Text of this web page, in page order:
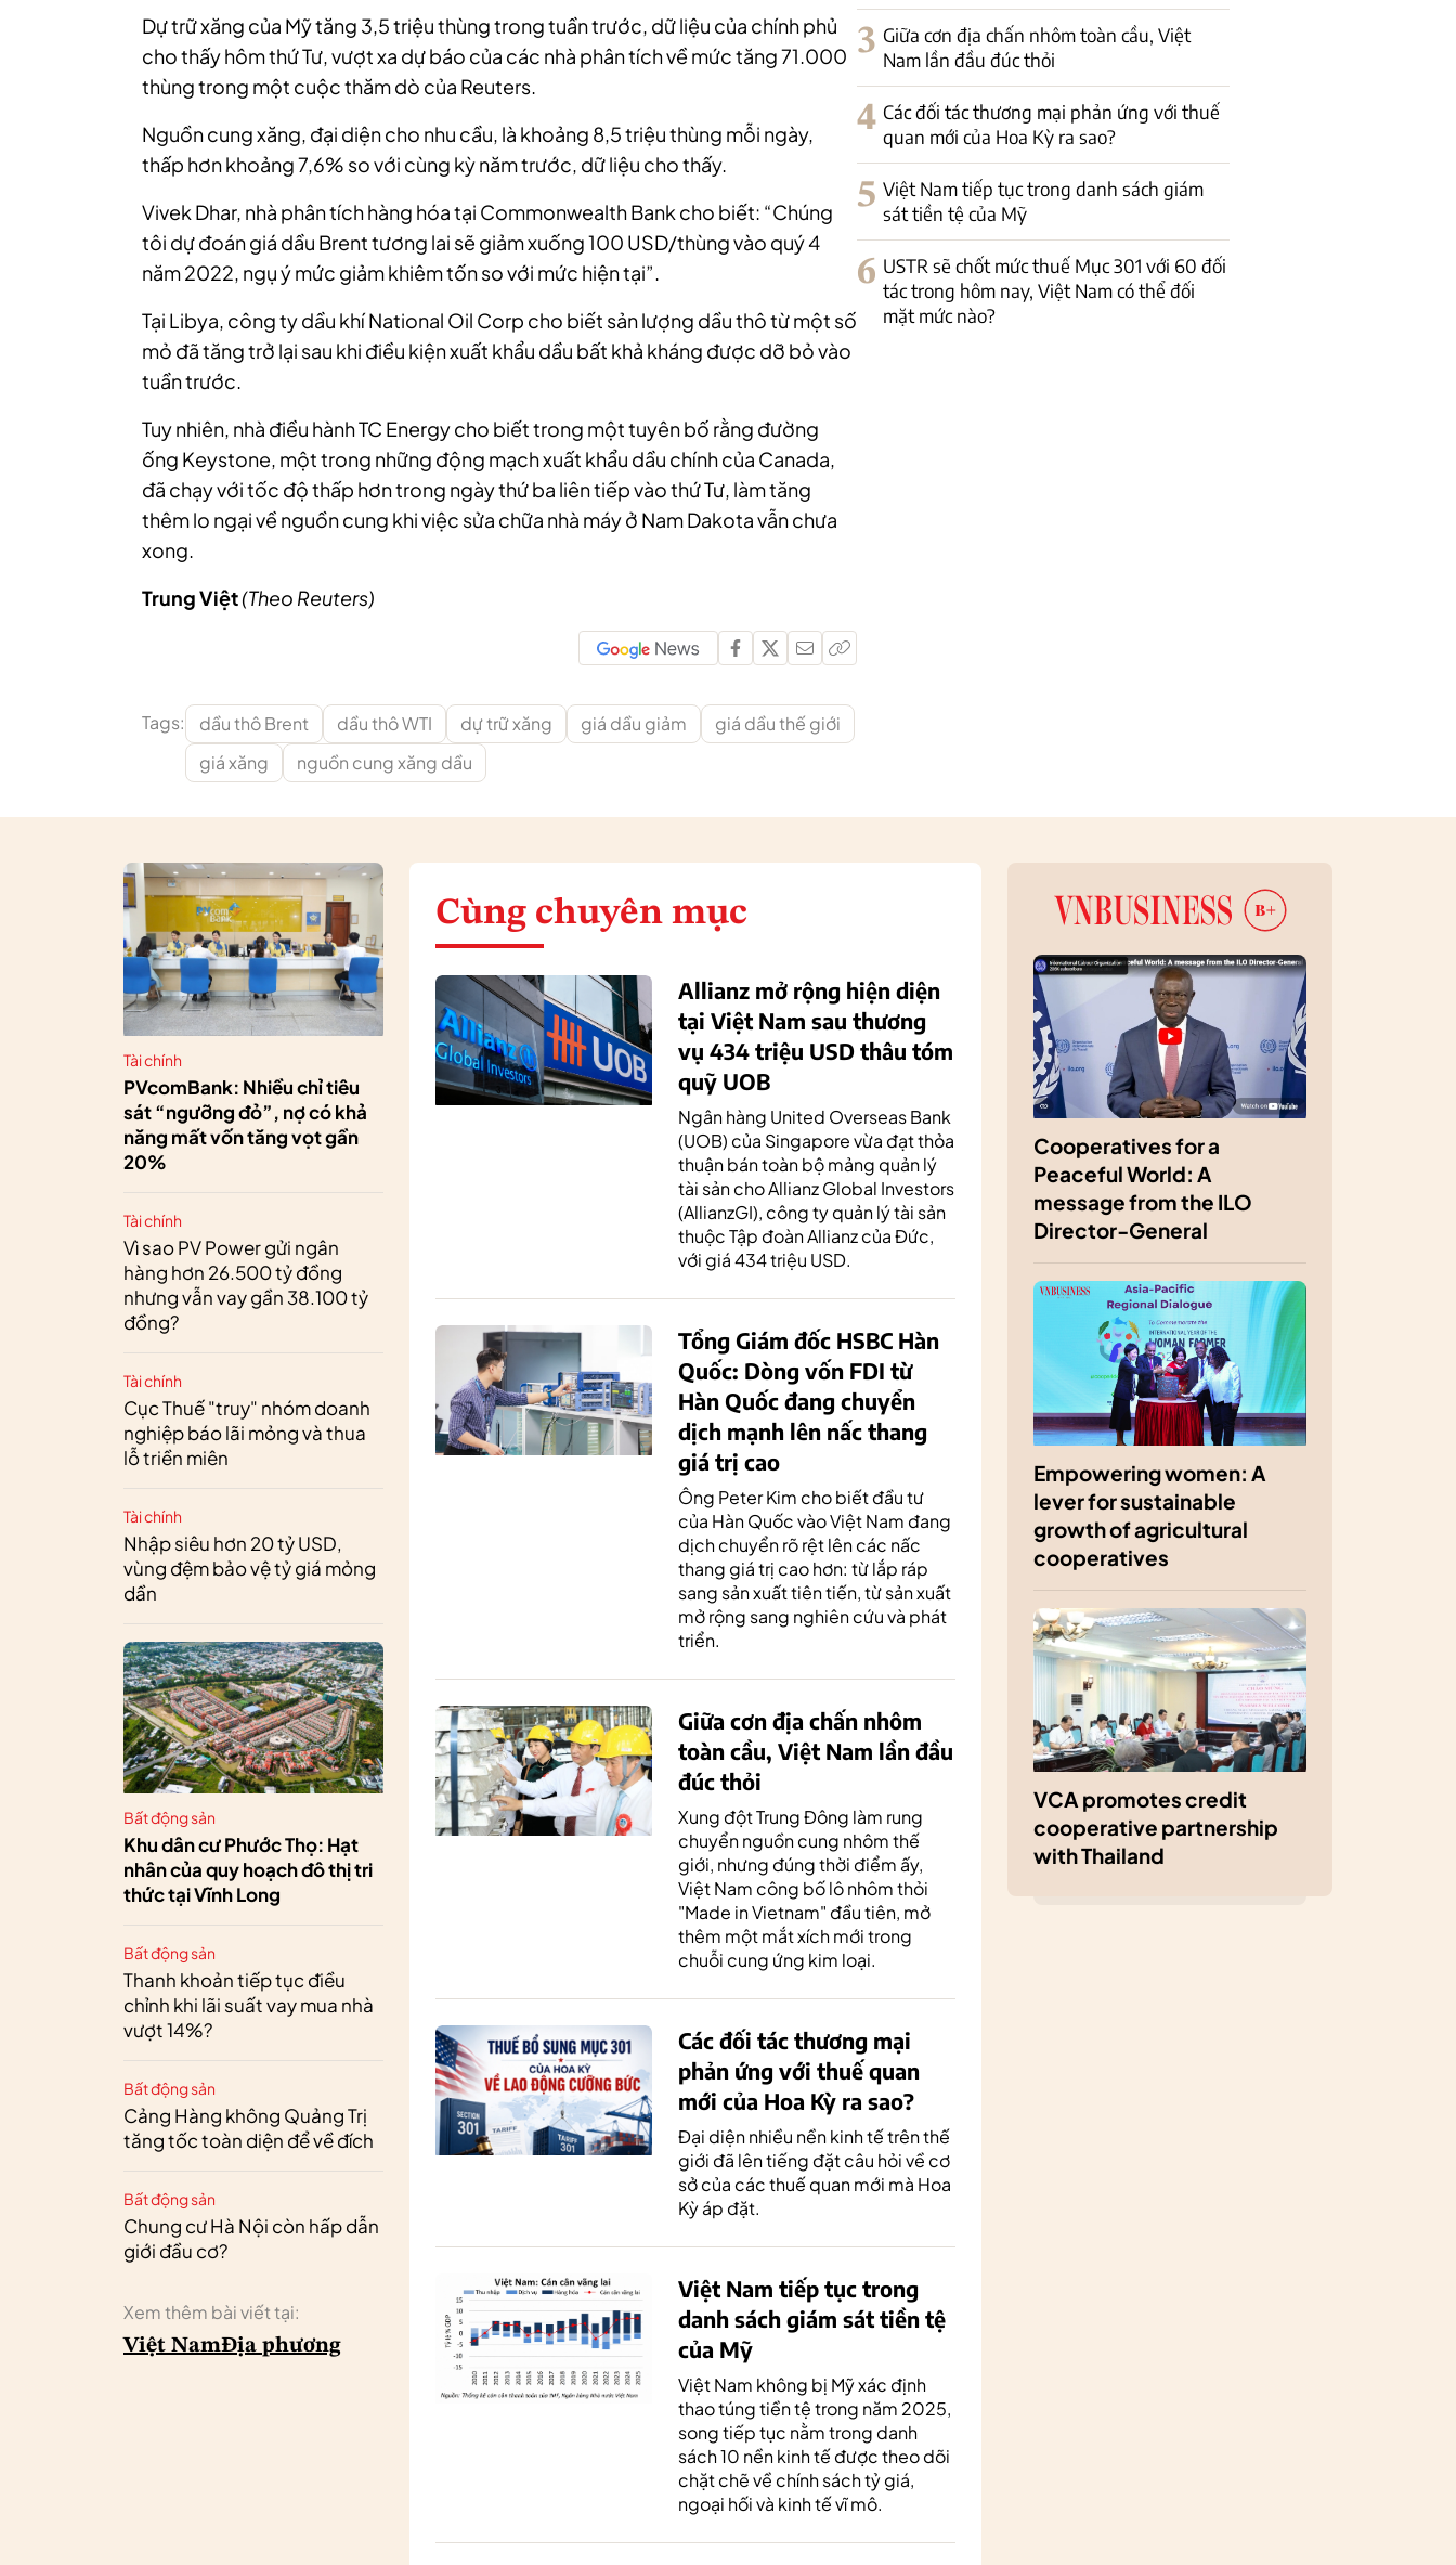
Dự trữ xăng của Mỹ tăng 3,5 triệu thùng trong tuần trước, dữ liệu của chính phủ
cho thấy hôm thứ Tư,vượt xa dự báo của các nhà phân tích về mức tăng 71.000
thùng trong một cuộc thăm dò của Reuters.
Nguồn cung xăng, đại diện cho nhu cầu, là khoảng 8,5 triệu thùng mỗi ngày,
thấp hơn khoảng 7,6% so với cùng kỳ năm trước, dữ liệu cho thấy.
Vivek Dhar, nhà phân tích hàng hóa tại Commonwealth Bank cho biết: “Chúng
tôi dự đoán giá dầu Brent tương lai sẽ giảm xuống 100 USD/thùng vào quý 4
năm 2022, ngụ ý mức giảm khiêm tốn so với mức hiện tại”.
Tại Libya, công ty dầu khíNational Oil Corp cho biết sản lượng dầu thô từ một số
mỏ đã tăng trở lại sau khi điều kiện xuất khẩu dầu bất khả kháng được dỡ bỏ vào
tuần trước.
Tuy nhiên, nhà điều hành TC Energy cho biết trong một tuyên bố rằng đường
ống Keystone, một trong những động mạch xuất khẩu dầu chính của Canada,
đã chạy với tốc độ thấp hơn trong ngày thứ ba liên tiếp vào thứ Tư, làm tăng
thêm lo ngại về nguồn cung khi việc sửa chữa nhà máy ở Nam Dakota vẫn chưa
xong.
Trung Việt(Theo Reuters)
Tags: dầu thô Brent dầu thô WTI dự trữ xăng giá dầu giảm
giá dầu thế giới
giá xăng
nguồn cung xăng dầu
3 Giữa cơn địa chấn nhôm toàn cầu, Việt
Nam lần đầu đúc thỏi
4 Các đối tác thương mại phản ứng với thuế
quan mới của Hoa Kỳ ra sao?
5 Việt Nam tiếp tục trong danh sách giám
sát tiền tệ của Mỹ
6 USTR sẽ chốt mức thuế Mục 301 với 60 đối
tác trong hôm nay, Việt Nam có thể đối
mặt mức nào?
Tài chính
PVcomBank: Nhiều chỉ tiêu
sát “ngưỡng đỏ”, nợ có khả
năng mất vốn tăng vọt gần
20%
Tài chính
Vì sao PV Power gửi ngân
hàng hơn 26.500 tỷ đồng
nhưng vẫn vay gần 38.100 tỷ
đồng?
Tài chính
Cục Thuế "truy" nhóm doanh
nghiệp báo lãi mỏng và thua
lỗ triền miên
Tài chính
Nhập siêu hơn 20 tỷ USD,
vùng đệm bảo vệ tỷ giá mỏng
dần
Bất động sản
Khu dân cư Phước Thọ: Hạt
nhân của quy hoạch đô thị tri
thức tại Vĩnh Long
Bất động sản
Thanh khoản tiếp tục điều
chỉnh khi lãi suất vay mua nhà
vượt 14%?
Bất động sản
Cảng Hàng không Quảng Trị
tăng tốc toàn diện để về đích
Bất động sản
Chung cư Hà Nội còn hấp dẫn
giới đầu cơ?
Xem thêm bài viết tại:
Việt NamĐịa phương
Cùng chuyên mục
Allianz mở rộng hiện diện
tại Việt Nam sau thương
vụ 434 triệu USD thâu tóm
quỹ UOB
Ngân hàng United Overseas Bank
(UOB) của Singapore vừa đạt thỏa
thuận bán toàn bộ mảng quản lý
tài sản cho Allianz Global Investors
(AllianzGI), công ty quản lý tài sản
thuộc Tập đoàn Allianz của Đức,
với giá 434 triệu USD.
Tổng Giám đốc HSBC Hàn
Quốc: Dòng vốn FDI từ
Hàn Quốc đang chuyển
dịch mạnh lên nấc thang
giá trị cao
Ông Peter Kim cho biết đầu tư
của Hàn Quốc vào Việt Nam đang
dịch chuyển rõ rệt lên các nấc
thang giá trị cao hơn: từ lắp ráp
sang sản xuất tiên tiến, từ sản xuất
mở rộng sang nghiên cứu và phát
triển.
Giữa cơn địa chấn nhôm
toàn cầu, Việt Nam lần đầu
đúc thỏi
Xung đột Trung Đông làm rung
chuyển nguồn cung nhôm thế
giới, nhưng đúng thời điểm ấy,
Việt Nam công bố lô nhôm thỏi
"Made in Vietnam" đầu tiên, mở
thêm một mắt xích mới trong
chuỗi cung ứng kim loại.
Các đối tác thương mại
phản ứng với thuế quan
mới của Hoa Kỳ ra sao?
Đại diện nhiều nền kinh tế trên thế
giới đã lên tiếng đặt câu hỏi về cơ
sở của các thuế quan mới mà Hoa
Kỳ áp đặt.
Việt Nam tiếp tục trong
danh sách giám sát tiền tệ
của Mỹ
Việt Nam không bị Mỹ xác định
thao túng tiền tệ trong năm 2025,
song tiếp tục nằm trong danh
sách 10 nền kinh tế được theo dõi
chặt chẽ về chính sách tỷ giá,
ngoại hối và kinh tế vĩ mô.
Cooperatives for a
Peaceful World: A
message from the ILO
Director-General
Empowering women: A
lever for sustainable
growth of agricultural
cooperatives
VCA promotes credit
cooperative partnership
with Thailand